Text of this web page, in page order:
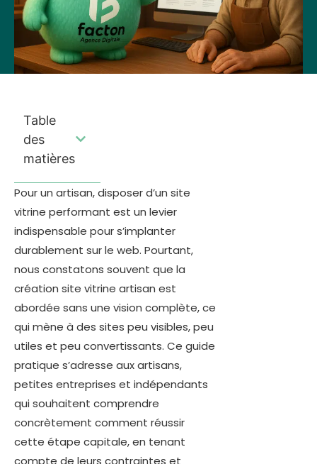
Pour un artisan, disposer d’un site
vitrine performant est un levier
indispensable pour s’implanter
durablement sur le web. Pourtant,
nous constatons souvent que la
création site vitrine artisan est
abordée sans une vision complète, ce
qui mène à des sites peu visibles, peu
utiles et peu convertissants. Ce guide
pratique s’adresse aux artisans,
petites entreprises et indépendants
qui souhaitent comprendre
concrètement comment réussir
cette étape capitale, en tenant
compte de leurs contraintes et
Table
des
matières